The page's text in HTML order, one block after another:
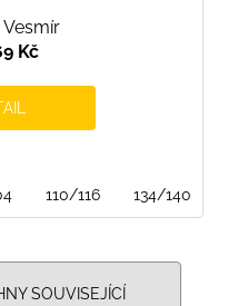
Vesmír
Kč
110/116 134/140
SOUVISEJÍCÍ